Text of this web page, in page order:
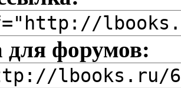
форумов: